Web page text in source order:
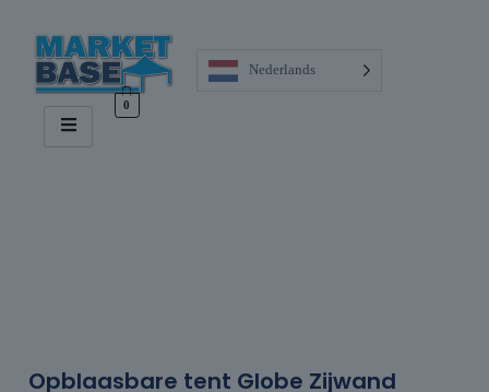
0
Nederlands
Opblaasbare tent Globe Zijwand